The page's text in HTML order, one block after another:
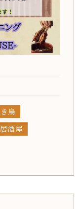
鳥
酒屋